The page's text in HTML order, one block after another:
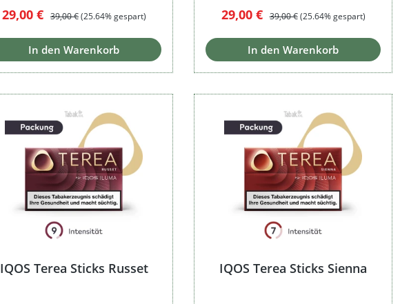
Verkaufspreis:
29,00 € Regulärer Preis:
39,00 €(25.64% gespart)
In den Warenkorb
Verkaufspreis:
29,00 € Regulärer Preis:
39,00 €(25.64% gespart)
In den Warenkorb
IQOS Terea Sticks Russet IQOS Terea Sticks Sienna